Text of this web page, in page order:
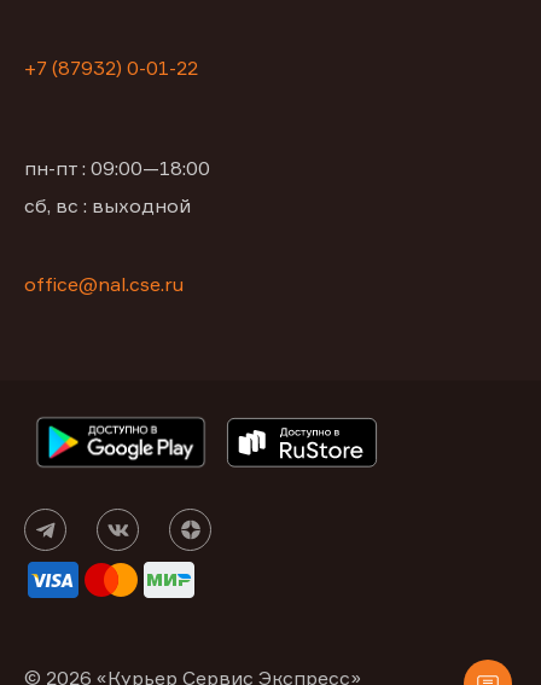
+7 (87932) 0-01-22
пн-пт : 09:00—18:00
сб, вс : выходной
office@nal.cse.ru
© 2026 «Курьер Сервис Экспресс»